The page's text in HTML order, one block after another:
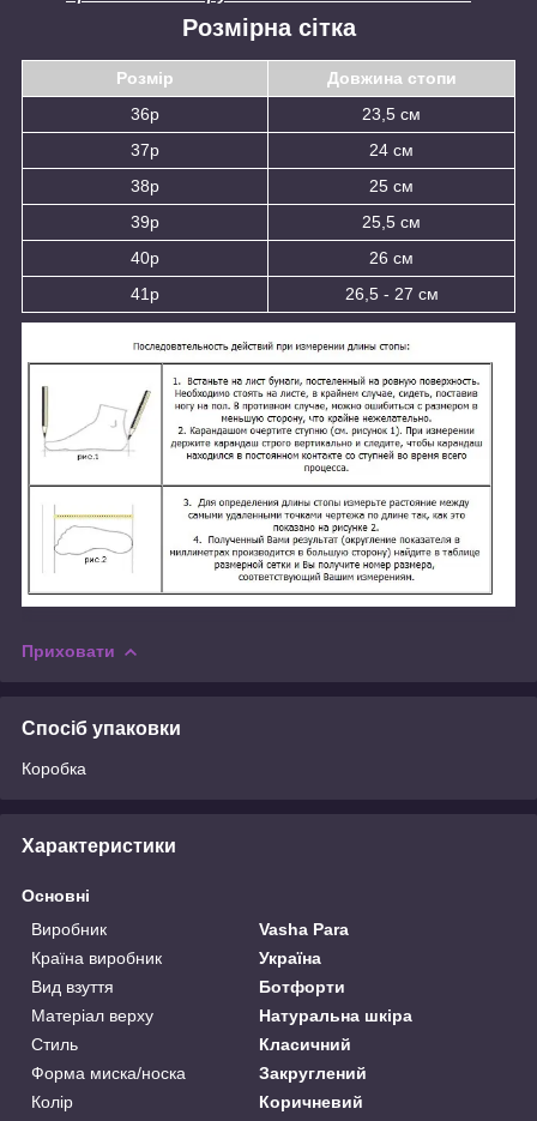
Розмірна сітка
Розмір
Довжина стопи
36р
23,5 см
37р
24 см
38р
25 см
39р
25,5 см
40р
26 см
41р
26,5 - 27 см
Приховати
Спосіб упаковки
Коробка
Характеристики
Основні
Виробник
Vasha Para
Країна виробник
Україна
Вид взуття
Ботфорти
Матеріал верху
Натуральна шкіра
Стиль
Класичний
Форма миска/носка
Закруглений
Колір
Коричневий